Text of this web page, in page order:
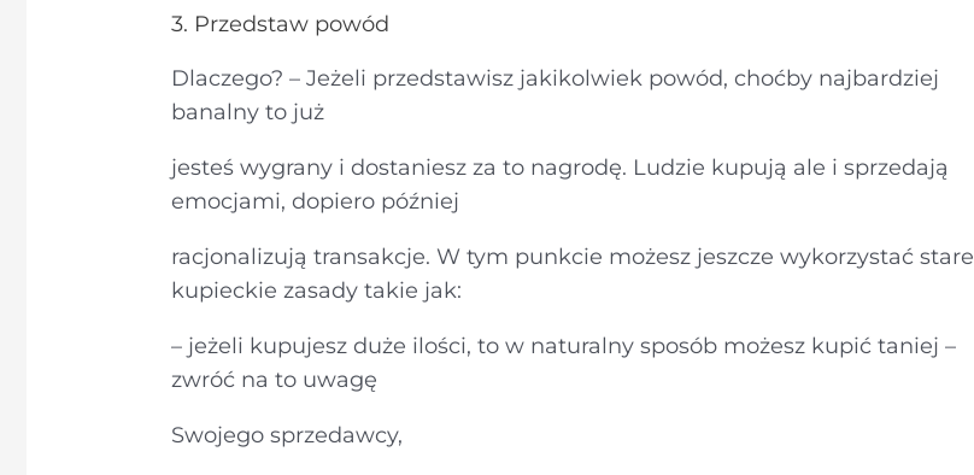
3. Przedstaw powód
Dlaczego? – Jeżeli przedstawisz jakikolwiek powód, choćby najbardziej
banalny to już
jesteś wygrany i dostaniesz za to nagrodę. Ludzie kupują ale i sprzedają
emocjami, dopiero później
racjonalizują transakcje. W tym punkcie możesz jeszcze wykorzystać stare
kupieckie zasady takie jak:
– jeżeli kupujesz duże ilości, to w naturalny sposób możesz kupić taniej –
zwróć na to uwagę
Swojego sprzedawcy,